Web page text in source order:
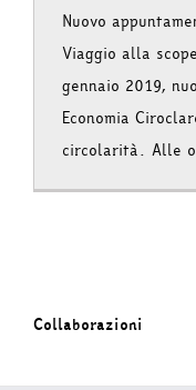
Nuovo
Viaggio alla
gennaio 2019,
Economia
circolarità. Alle
Collaborazioni